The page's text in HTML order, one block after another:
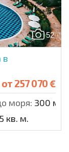
52
в
от 257 070 €
моря: 300 м.
кв. м.